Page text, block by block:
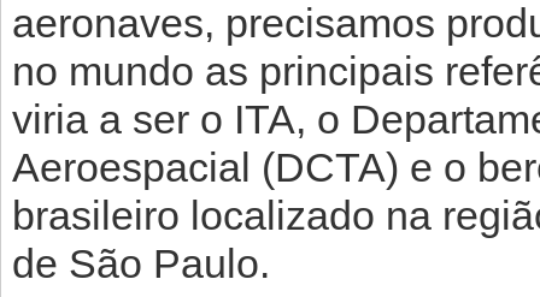
aeronaves, precisamos
no mundo as principais
viria a ser o ITA, o
Aeroespacial (DCTA) e o
brasileiro localizado na
de São Paulo.